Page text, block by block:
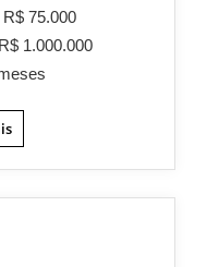
75.000
1.000.000